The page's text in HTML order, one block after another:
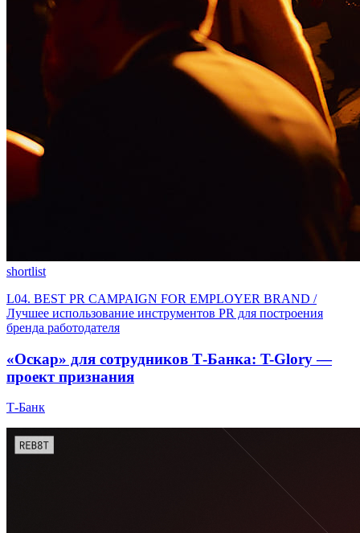
shortlist
L04. BEST PR CAMPAIGN FOR EMPLOYER BRAND /
Лучшее использование инструментов PR для построения
бренда работодателя
«Оскар» для сотрудников Т-Банка: T-Glory —
проект признания
Т-Банк